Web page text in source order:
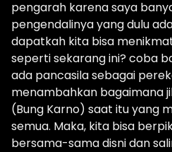
pengarah karena saya
pengendalinya yang dulu
dapatkah kita bisa
seperti sekarang ini? coba
ada pancasila sebagai
menambahkan bagaimana
(Bung Karno) saat itu yang
semua. Maka, kita bisa
bersama-sama disni dan